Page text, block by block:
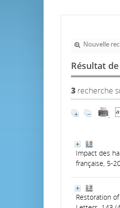
Nouvelle
Résultat
3recherche
Impact des
française, 5-
Restoration